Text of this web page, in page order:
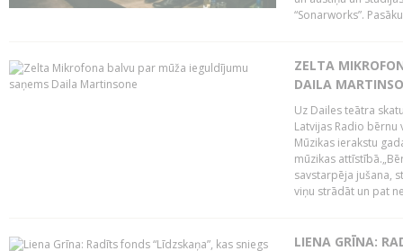
“Sonarworks”.
ZELTA
DAILA
Uz Dailes teātra
Latvijas Radio
Mūzikas ierakstu
mūzikas
savstarpēja jušana,
viņu strādāt un pat
LIENA GRĪNA: